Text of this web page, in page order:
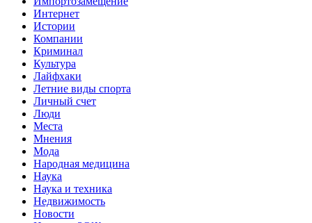
Интернет
Истории
Компании
Криминал
Культура
Лайфхаки
Летние виды спорта
Личный счет
Люди
Места
Мнения
Мода
Народная медицина
Наука
Наука и техника
Недвижимость
Новости